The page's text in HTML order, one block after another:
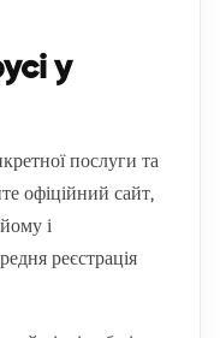
у
послуги та
офіційний сайт,
і
реєстрація